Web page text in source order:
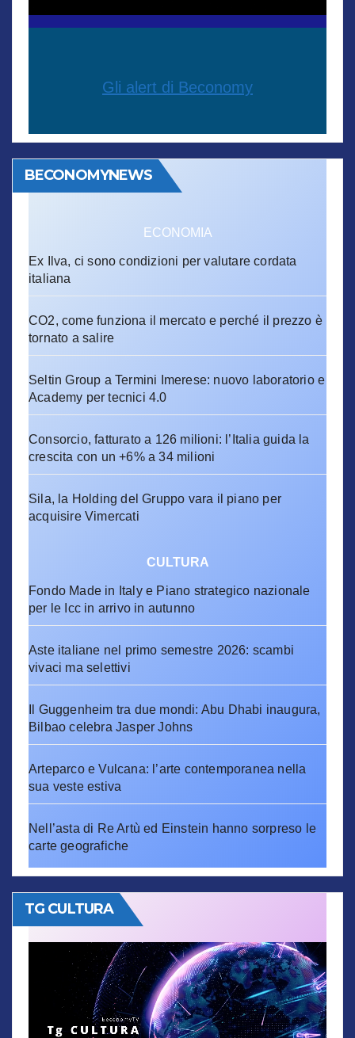
Gli alert di Beconomy
BECONOMYNEWS
ECONOMIA
Ex Ilva, ci sono condizioni per valutare cordata
italiana
CO2, come funziona il mercato e perché il prezzo è
tornato a salire
Seltin Group a Termini Imerese: nuovo laboratorio e
Academy per tecnici 4.0
Consorcio, fatturato a 126 milioni: l’Italia guida la
crescita con un +6% a 34 milioni
Sila, la Holding del Gruppo vara il piano per
acquisire Vimercati
CULTURA
Fondo Made in Italy e Piano strategico nazionale
per le Icc in arrivo in autunno
Aste italiane nel primo semestre 2026: scambi
vivaci ma selettivi
Il Guggenheim tra due mondi: Abu Dhabi inaugura,
Bilbao celebra Jasper Johns
Arteparco e Vulcana: l’arte contemporanea nella
sua veste estiva
Nell’asta di Re Artù ed Einstein hanno sorpreso le
carte geografiche
TG CULTURA